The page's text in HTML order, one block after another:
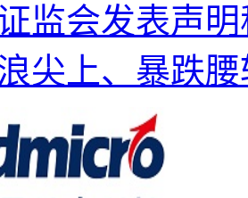
监会发表声
尖上、暴跌